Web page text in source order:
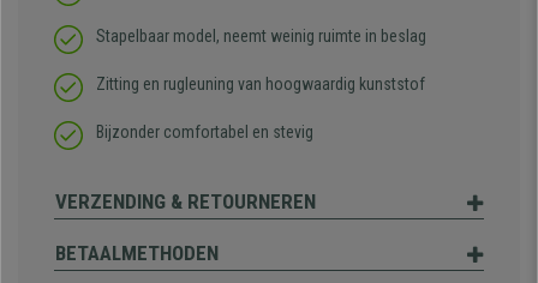
Stapelbaar model, neemt weinig ruimte in beslag
Zitting en rugleuning van hoogwaardig kunststof
Bijzonder comfortabel en stevig
VERZENDING & RETOURNEREN
BETAALMETHODEN